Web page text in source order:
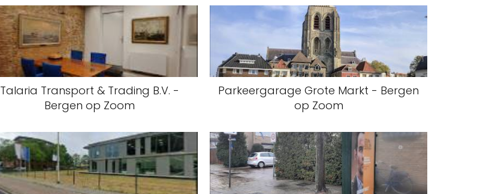
Talaria Transport & Trading B.V. -
Bergen op Zoom
Parkeergarage Grote Markt - Bergen
op Zoom